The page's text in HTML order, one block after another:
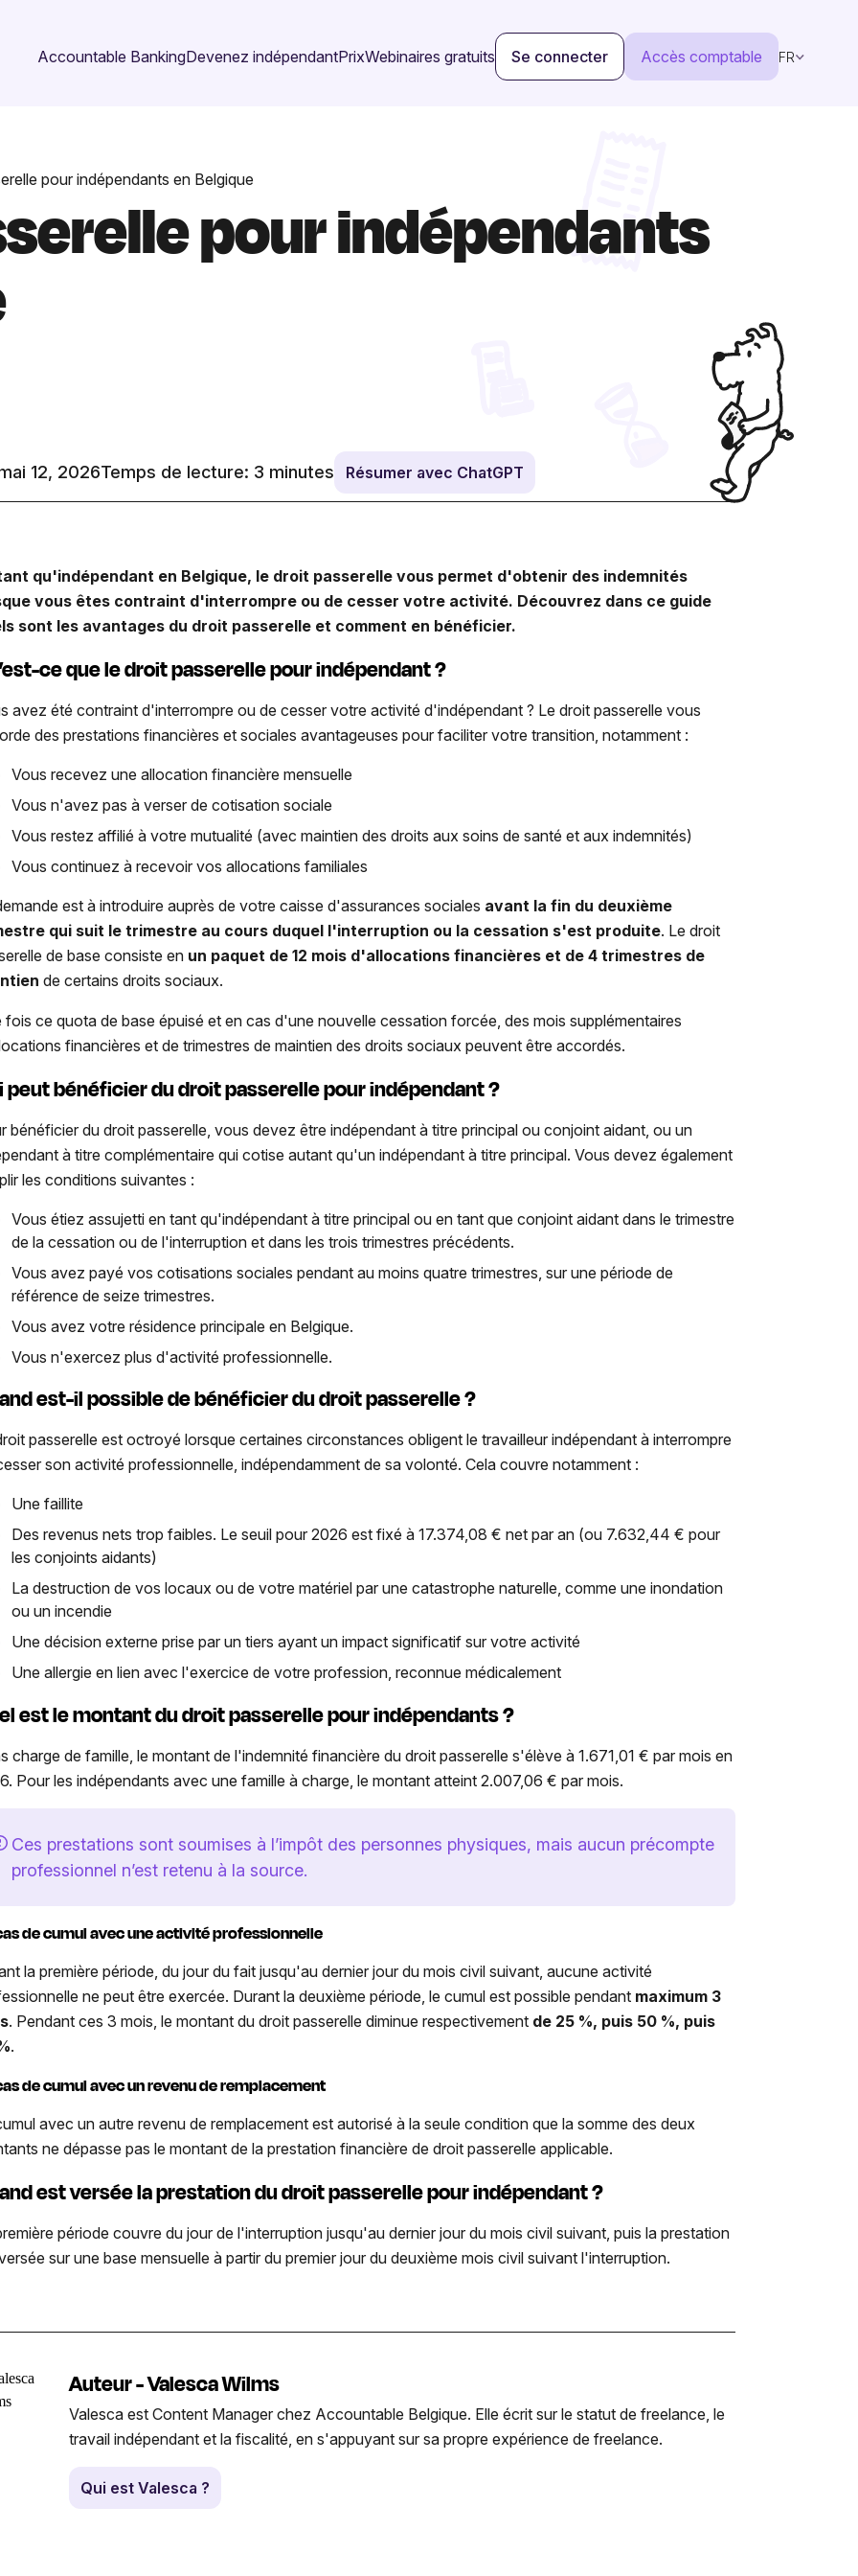
Accountable BankingDevenez indépendantPrixWebinaires gratuits Se connecter Accès comptable FR
pour indépendants en Belgique
pour indépendants
12, 2026Temps de lecture: 3 minutes Résumer avec ChatGPT
qu'indépendant en Belgique, le droit passerelle vous permet d'obtenir des indemnités
vous êtes contraint d'interrompre ou de cesser votre activité. Découvrez dans ce guide
sont les avantages du droit passerelle et comment en bénéficier.
ce que le droit passerelle pour indépendant ?
avez été contraint d'interrompre ou de cesser votre activité d'indépendant ? Le droit passerelle vous
des prestations financières et sociales avantageuses pour faciliter votre transition, notamment :
Vous recevez une allocation financière mensuelle
Vous n'avez pas à verser de cotisation sociale
Vous restez affilié à votre mutualité (avec maintien des droits aux soins de santé et aux indemnités)
Vous continuez à recevoir vos allocations familiales
est à introduire auprès de votre caisse d'assurances sociales avant la fin du deuxième
qui suit le trimestre au cours duquel l'interruption ou la cessation s'est produite. Le droit
de base consiste en un paquet de 12 mois d'allocations financières et de 4 trimestres de
de certains droits sociaux.
fois ce quota de base épuisé et en cas d'une nouvelle cessation forcée, des mois supplémentaires
financières et de trimestres de maintien des droits sociaux peuvent être accordés.
peut bénéficier du droit passerelle pour indépendant ?
bénéficier du droit passerelle, vous devez être indépendant à titre principal ou conjoint aidant, ou un
à titre complémentaire qui cotise autant qu'un indépendant à titre principal. Vous devez également
les conditions suivantes :
Vous étiez assujetti en tant qu'indépendant à titre principal ou en tant que conjoint aidant dans le trimestre
de la cessation ou de l'interruption et dans les trois trimestres précédents.
Vous avez payé vos cotisations sociales pendant au moins quatre trimestres, sur une période de
référence de seize trimestres.
Vous avez votre résidence principale en Belgique.
Vous n'exercez plus d'activité professionnelle.
est-il possible de bénéficier du droit passerelle ?
passerelle est octroyé lorsque certaines circonstances obligent le travailleur indépendant à interrompre
son activité professionnelle, indépendamment de sa volonté. Cela couvre notamment :
Une faillite
Des revenus nets trop faibles. Le seuil pour 2026 est fixé à 17.374,08 € net par an (ou 7.632,44 € pour
les conjoints aidants)
La destruction de vos locaux ou de votre matériel par une catastrophe naturelle, comme une inondation
ou un incendie
Une décision externe prise par un tiers ayant un impact significatif sur votre activité
Une allergie en lien avec l'exercice de votre profession, reconnue médicalement
est le montant du droit passerelle pour indépendants ?
charge de famille, le montant de l'indemnité financière du droit passerelle s'élève à 1.671,01 € par mois en
Pour les indépendants avec une famille à charge, le montant atteint 2.007,06 € par mois.
Ces prestations sont soumises à l’impôt des personnes physiques, mais aucun précompte
professionnel n’est retenu à la source.
de cumul avec une activité professionnelle
la première période, du jour du fait jusqu'au dernier jour du mois civil suivant, aucune activité
ne peut être exercée. Durant la deuxième période, le cumul est possible pendant maximum 3
. Pendant ces 3 mois, le montant du droit passerelle diminue respectivement de 25 %, puis 50 %, puis
.
de cumul avec un revenu de remplacement
avec un autre revenu de remplacement est autorisé à la seule condition que la somme des deux
ne dépasse pas le montant de la prestation financière de droit passerelle applicable.
est versée la prestation du droit passerelle pour indépendant ?
période couvre du jour de l'interruption jusqu'au dernier jour du mois civil suivant, puis la prestation
sur une base mensuelle à partir du premier jour du deuxième mois civil suivant l'interruption.
Auteur - Valesca Wilms
Valesca est Content Manager chez Accountable Belgique. Elle écrit sur le statut de freelance, le
travail indépendant et la fiscalité, en s'appuyant sur sa propre expérience de freelance.
Qui est Valesca ?